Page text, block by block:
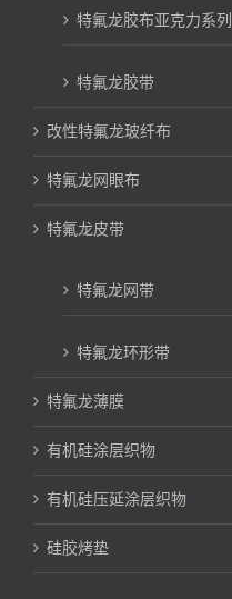
特氟龙胶布亚克力系列
特氟龙胶带
改性特氟龙玻纤布
特氟龙网眼布
特氟龙皮带
特氟龙网带
特氟龙环形带
特氟龙薄膜
有机硅涂层织物
有机硅压延涂层织物
硅胶烤垫